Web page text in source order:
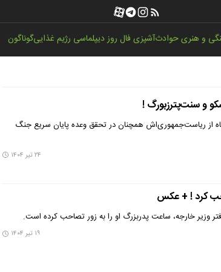
و هنریحوادثآشپزیفال روزدیپلماسی رژیم غذاییگوناگون
و سنت‌پترزبورگ !
از ریاست‌جمهوری‌اش همچنان در تحقق وعده پایان سریع جنگ
۲۴ تیر ۱۴۰۴
کرد ! + عکس
وزیر خارجه، ساعت پدربزرگ او را به زور تصاحب کرده است.
۱۹ تیر ۱۴۰۴